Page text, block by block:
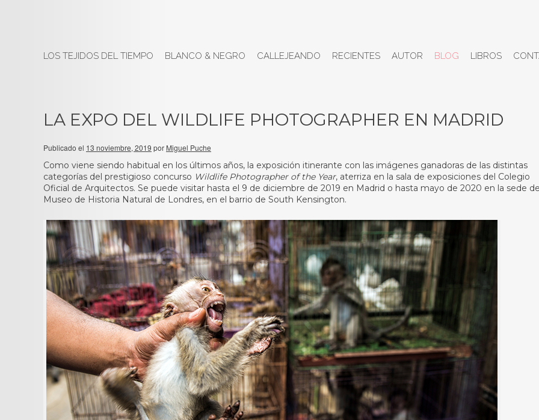
LOS TEJIDOS DEL TIEMPO BLANCO & NEGRO CALLEJEANDO RECIENTES AUTOR BLOG LIBROS
LA EXPO DEL WILDLIFE PHOTOGRAPHER EN MADRID
Publicado el 13 noviembre, 2019 por Miguel Puche
Como viene siendo habitual en los últimos años, la exposición itinerante con las imágenes ganadoras de las distintas
categorías del prestigioso concurso Wildlife Photographer of the Year, aterriza en la sala de exposiciones del Colegio
Oficial de Arquitectos. Se puede visitar hasta el 9 de diciembre de 2019 en Madrid o hasta mayo de 2020 en la sede
Museo de Historia Natural de Londres, en el barrio de South Kensington.